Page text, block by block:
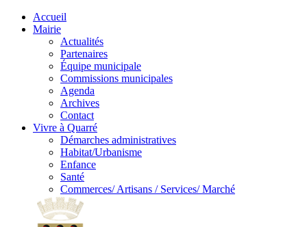
Accueil
Mairie
Actualités
Partenaires
Équipe municipale
Commissions municipales
Agenda
Archives
Contact
Vivre à Quarré
Démarches administratives
Habitat/Urbanisme
Enfance
Santé
Commerces/ Artisans / Services/ Marché